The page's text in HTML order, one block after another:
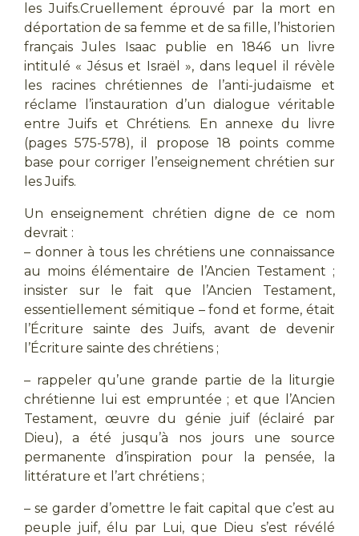
les Juifs.Cruellement éprouvé par la mort en
déportation de sa femme et de sa fille, l’historien
français Jules Isaac publie en 1846 un livre
intitulé « Jésus et Israël », dans lequel il révèle
les racines chrétiennes de l’anti-judaïsme et
réclame l’instauration d’un dialogue véritable
entre Juifs et Chrétiens. En annexe du livre
(pages 575-578), il propose 18 points comme
base pour corriger l’enseignement chrétien sur
les Juifs.
Un enseignement chrétien digne de ce nom
devrait :
– donner à tous les chrétiens une connaissance
au moins élémentaire de l’Ancien Testament ;
insister sur le fait que l’Ancien Testament,
essentiellement sémitique – fond et forme, était
l’Écriture sainte des Juifs, avant de devenir
l’Écriture sainte des chrétiens ;
– rappeler qu’une grande partie de la liturgie
chrétienne lui est empruntée ; et que l’Ancien
Testament, œuvre du génie juif (éclairé par
Dieu), a été jusqu’à nos jours une source
permanente d’inspiration pour la pensée, la
littérature et l’art chrétiens ;
– se garder d’omettre le fait capital que c’est au
peuple juif, élu par Lui, que Dieu s’est révélé